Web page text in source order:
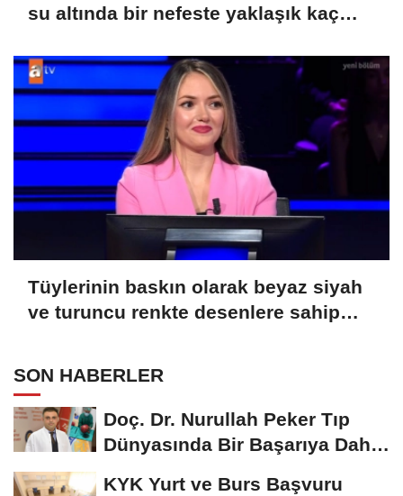
su altında bir nefeste yaklaşık kaç
Guniess Dünya Rekorlarına girmiştir?
Tüylerinin baskın olarak beyaz siyah
ve turuncu renkte desenlere sahip
adlandırılan kedilerle alakalı hangi
bilgi doğrudur?
SON HABERLER
Doç. Dr. Nurullah Peker Tıp
Dünyasında Bir Başarıya Daha
KYK Yurt ve Burs Başvuru